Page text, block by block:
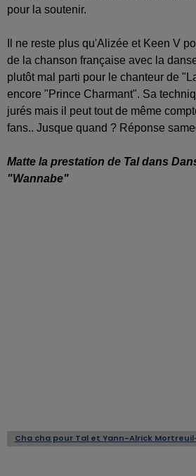
pour la soutenir.
Il ne reste plus qu'Alizée et Keen V
de la chanson française avec la
plutôt mal parti pour le chanteur de
encore "Prince Charmant". Sa
jurés mais il peut tout de même
fans.. Jusque quand ? Réponse
Matte la prestation de Tal dans
"Wannabe"
Cha cha pour Tal et Yann-Alrick